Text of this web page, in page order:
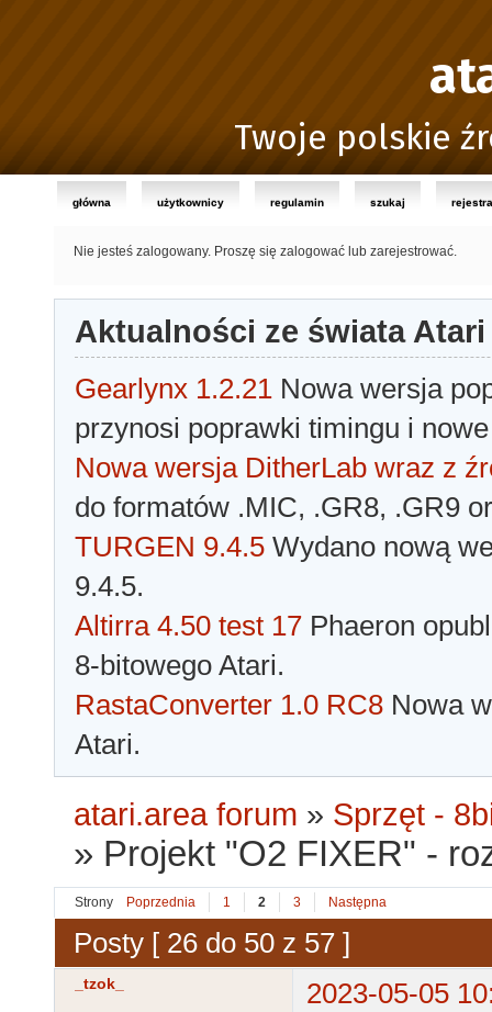
Twoje polskie
główna użytkownicy regulamin szukaj
Nie jesteś zalogowany. Proszę się zalogować lub zarejestrować.
Aktualności ze świata Atari
Gearlynx 1.2.21 Nowa wersja
przynosi poprawki timingu i
Nowa wersja DitherLab wraz z
do formatów .MIC, .GR8, .GR9
TURGEN 9.4.5 Wydano nową
9.4.5.
Altirra 4.50 test 17 Phaeron
8-bitowego Atari.
RastaConverter 1.0 RC8 Nowa
Atari.
atari.area forum » Sprzęt -
» Projekt "O2 FIXER" -
Strony Poprzednia 1 2 3 Następna
Posty [ 26 do 50 z 57 ]
_tzok_
2023-05-05